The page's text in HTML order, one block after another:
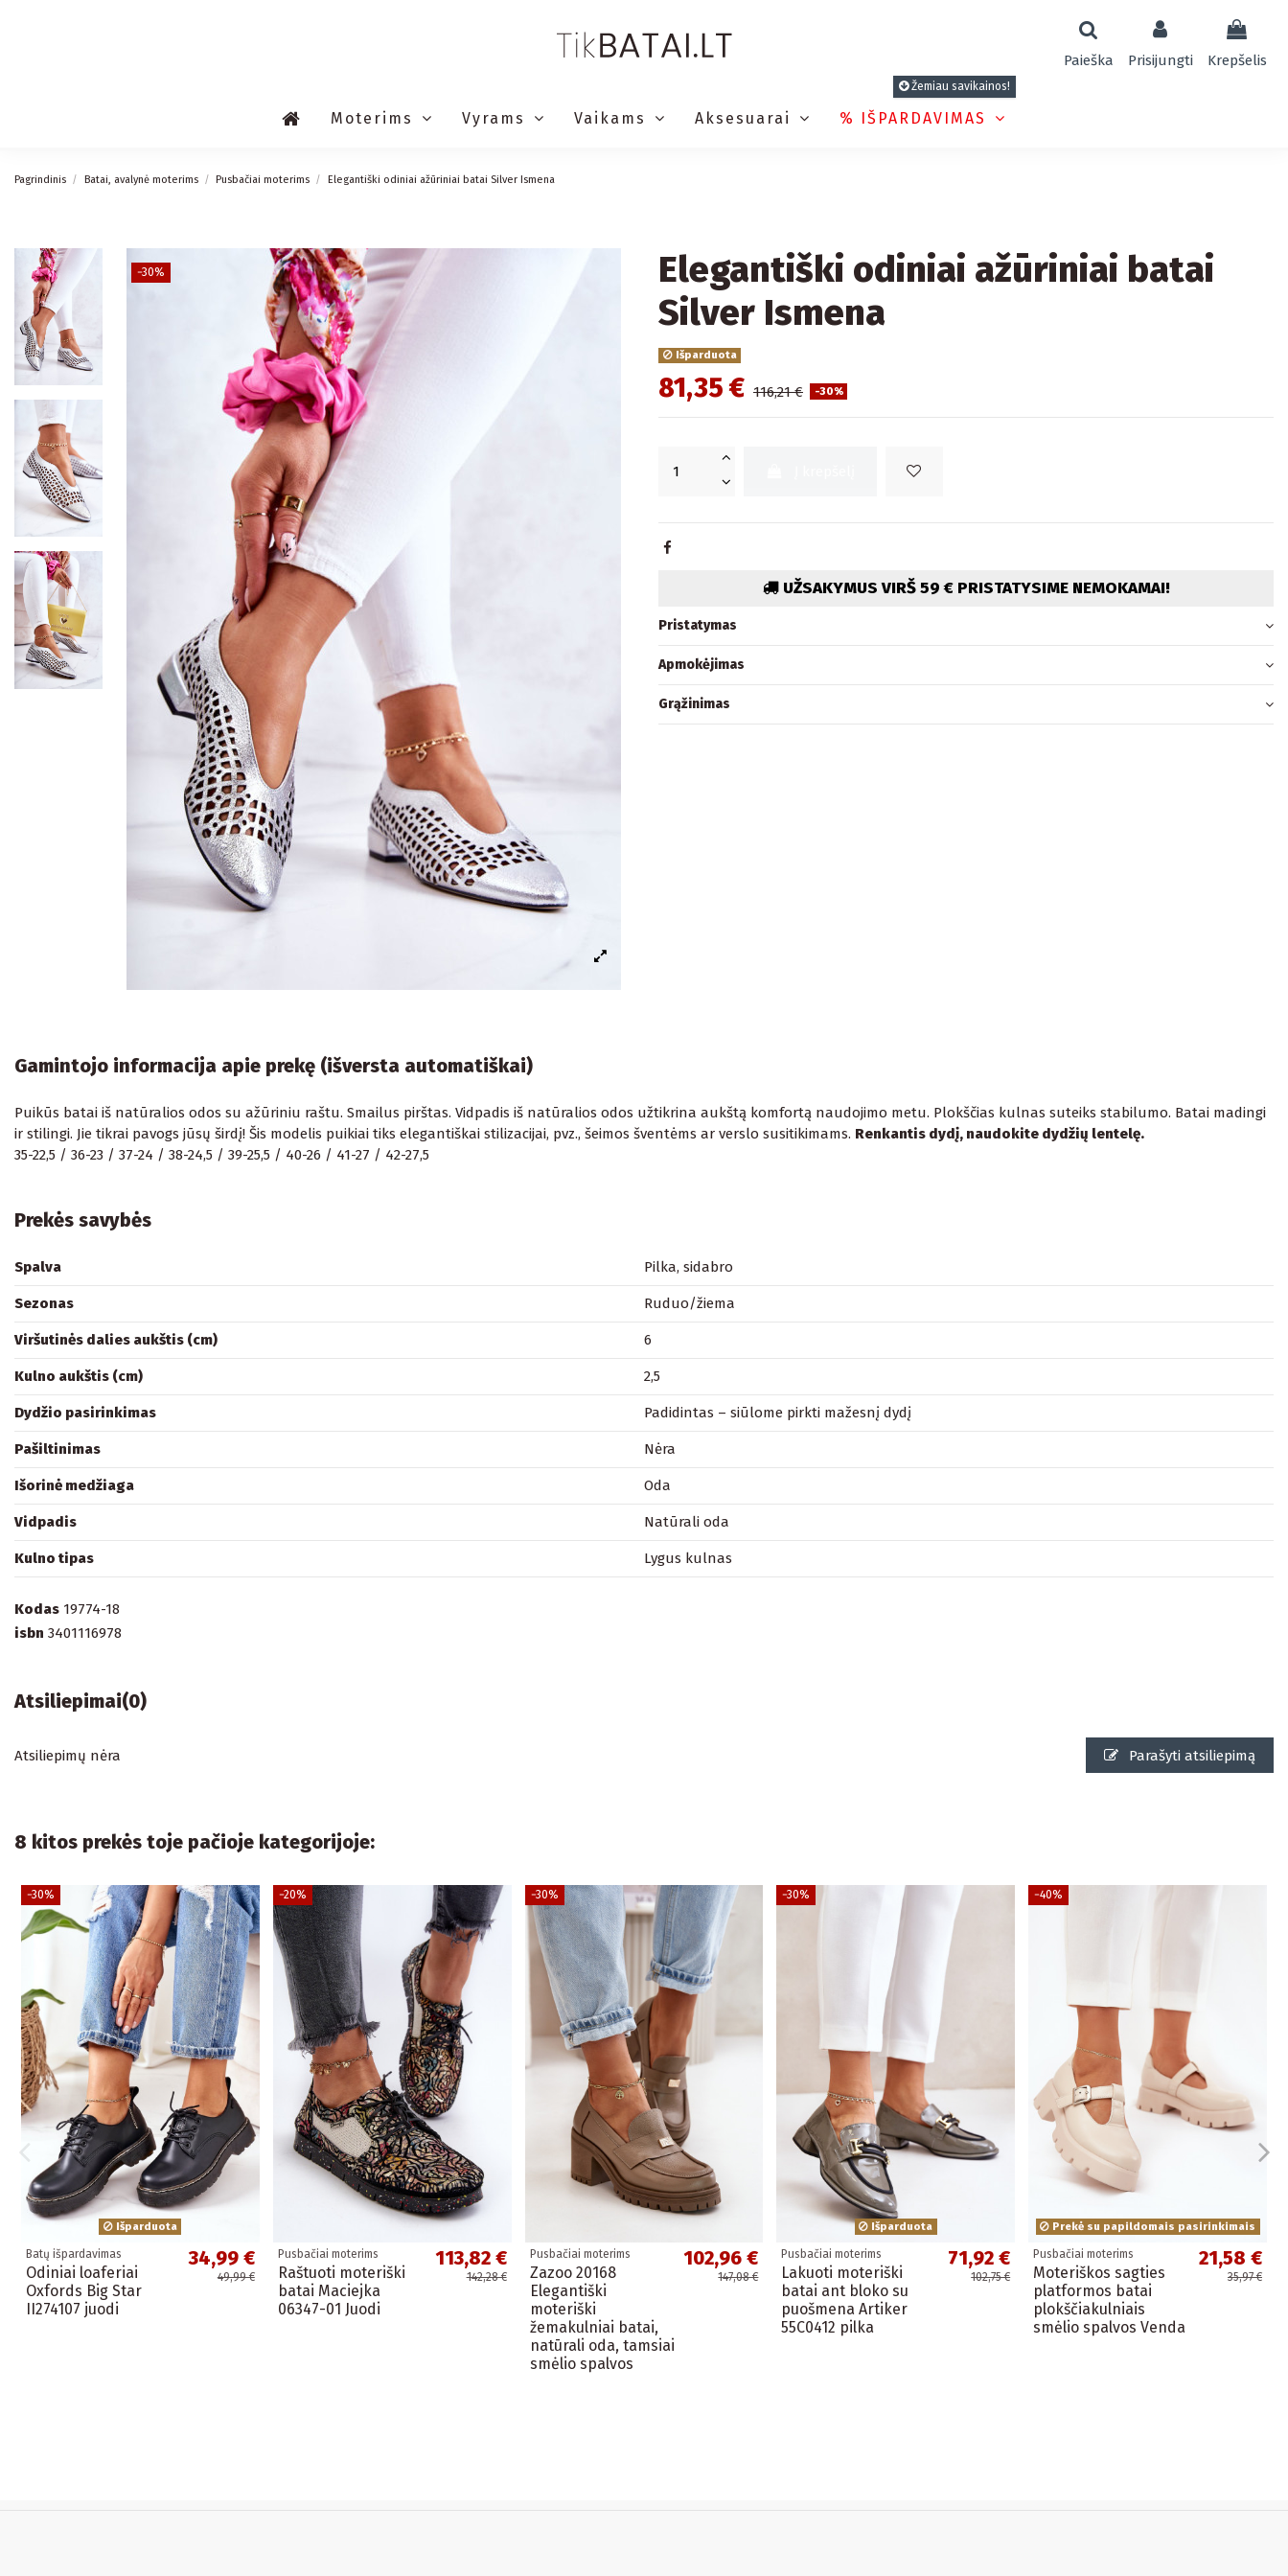
Paieška Prisijungti Krepšelis
Moterims Vyrams Vaikams Aksesuarai % IŠPARDAVIMAS
Žemiau savikainos!
Pagrindinis Batai, avalynė moterims Pusbačiai moterims Elegantiški odiniai ažūriniai batai Silver Ismena
−30%
Elegantiški odiniai ažūriniai batai
Silver Ismena
Išparduota
81,35 € 116,21 € -30%
UŽSAKYMUS VIRŠ 59 € PRISTATYSIME NEMOKAMAI!
Pristatymas
Apmokėjimas
Grąžinimas
Gamintojo informacija apie prekę (išversta automatiškai)
Puikūs batai iš natūralios odos su ažūriniu raštu. Smailus pirštas. Vidpadis iš natūralios odos užtikrina aukštą komfortą naudojimo metu. Plokščias kulnas suteiks stabilumo. Batai madingi
ir stilingi. Jie tikrai pavogs jūsų širdį! Šis modelis puikiai tiks elegantiškai stilizacijai, pvz., šeimos šventėms ar verslo susitikimams. Renkantis dydį, naudokite dydžių lentelę.
35-22,5 / 36-23 / 37-24 / 38-24,5 / 39-25,5 / 40-26 / 41-27 / 42-27,5
Prekės savybės
Spalva Pilka, sidabro
Sezonas Ruduo/žiema
Viršutinės dalies aukštis (cm) 6
Kulno aukštis (cm) 2,5
Dydžio pasirinkimas Padidintas – siūlome pirkti mažesnį dydį
Pašiltinimas Nėra
Išorinė medžiaga Oda
Vidpadis Natūrali oda
Kulno tipas Lygus kulnas
Kodas 19774-18
isbn 3401116978
Atsiliepimai(0)
Atsiliepimų nėra Parašyti atsiliepimą
8 kitos prekės toje pačioje kategorijoje:
−30%
Išparduota
Batų išpardavimas
Odiniai loaferiai
Oxfords Big Star
II274107 juodi
34,99 €
49,99 €
−20%
Pusbačiai moterims
Raštuoti moteriški
batai Maciejka
06347-01 Juodi
113,82 €
142,28 €
−30%
Pusbačiai moterims
Zazoo 20168
Elegantiški
moteriški
žemakulniai batai,
natūrali oda, tamsiai
smėlio spalvos
102,96 €
147,08 €
−30%
Išparduota
Pusbačiai moterims
Lakuoti moteriški
batai ant bloko su
puošmena Artiker
55C0412 pilka
71,92 €
102,75 €
−40%
Prekė su papildomais pasirinkimais
Pusbačiai moterims
Moteriškos sagties
platformos batai
plokščiakulniais
smėlio spalvos Venda
21,58 €
35,97 €